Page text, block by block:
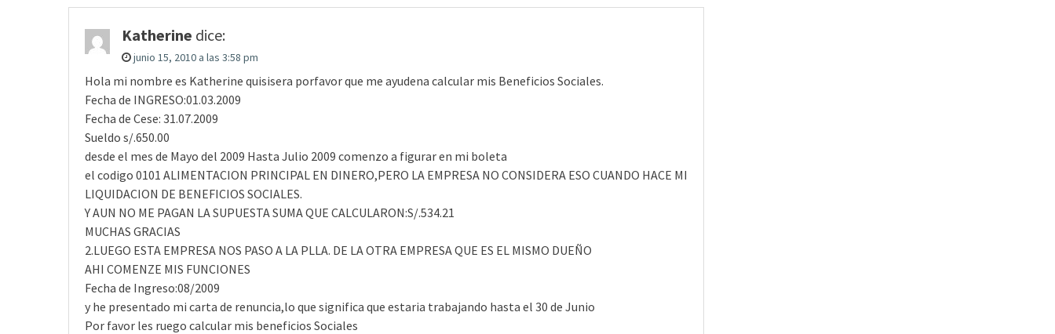
Katherine dice:
junio 15, 2010 a las 3:58 pm
Hola mi nombre es Katherine quisisera porfavor que me ayudena calcular mis Beneficios Sociales.
Fecha de INGRESO:01.03.2009
Fecha de Cese: 31.07.2009
Sueldo s/.650.00
desde el mes de Mayo del 2009 Hasta Julio 2009 comenzo a figurar en mi boleta
el codigo 0101 ALIMENTACION PRINCIPAL EN DINERO,PERO LA EMPRESA NO CONSIDERA ESO CUANDO HACE MI
LIQUIDACION DE BENEFICIOS SOCIALES.
Y AUN NO ME PAGAN LA SUPUESTA SUMA QUE CALCULARON:S/.534.21
MUCHAS GRACIAS
2.LUEGO ESTA EMPRESA NOS PASO A LA PLLA. DE LA OTRA EMPRESA QUE ES EL MISMO DUEÑO
AHI COMENZE MIS FUNCIONES
Fecha de Ingreso:08/2009
y he presentado mi carta de renuncia,lo que significa que estaria trabajando hasta el 30 de Junio
Por favor les ruego calcular mis beneficios Sociales